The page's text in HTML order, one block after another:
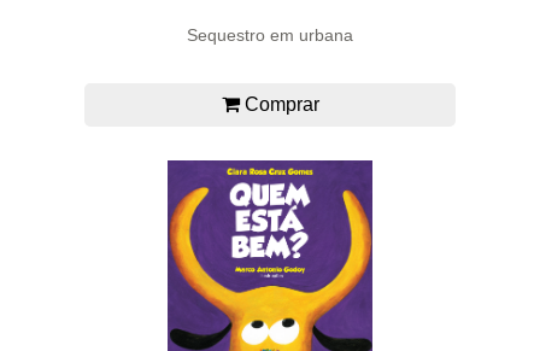
Sequestro em urbana
Comprar